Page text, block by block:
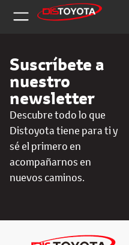
Suscríbete a
nuestro
newsletter
Descubre todo lo que
Distoyota tiene para ti y
sé el primero en
acompañarnos en
nuevos caminos.